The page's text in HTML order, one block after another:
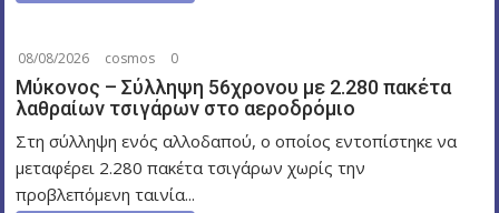
08/08/2026 cosmos 0
Μύκονος – Σύλληψη 56χρονου με 2.280 πακέτα
λαθραίων τσιγάρων στο αεροδρόμιο
Στη σύλληψη ενός αλλοδαπού, ο οποίος εντοπίστηκε να
μεταφέρει 2.280 πακέτα τσιγάρων χωρίς την
προβλεπόμενη ταινία...